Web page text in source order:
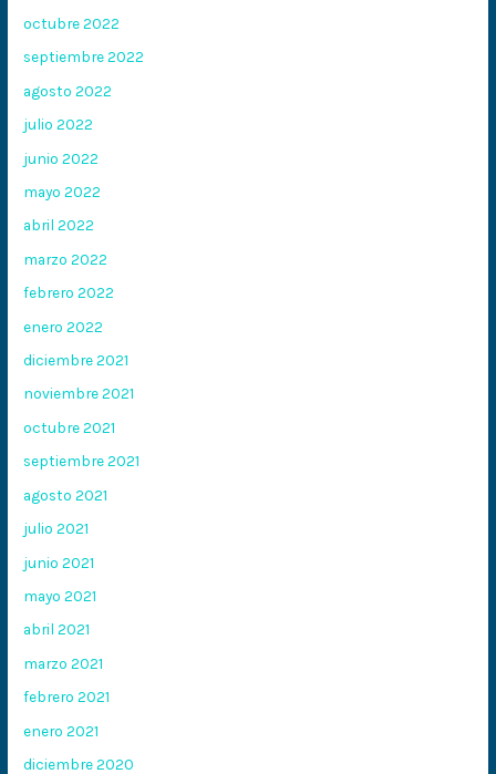
octubre 2022
septiembre 2022
agosto 2022
julio 2022
junio 2022
mayo 2022
abril 2022
marzo 2022
febrero 2022
enero 2022
diciembre 2021
noviembre 2021
octubre 2021
septiembre 2021
agosto 2021
julio 2021
junio 2021
mayo 2021
abril 2021
marzo 2021
febrero 2021
enero 2021
diciembre 2020